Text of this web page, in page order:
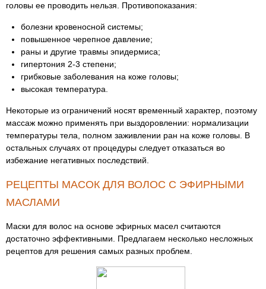
головы ее проводить нельзя. Противопоказания:
болезни кровеносной системы;
повышенное черепное давление;
раны и другие травмы эпидермиса;
гипертония 2-3 степени;
грибковые заболевания на коже головы;
высокая температура.
Некоторые из ограничений носят временный характер, поэтому
массаж можно применять при выздоровлении: нормализации
температуры тела, полном заживлении ран на коже головы. В
остальных случаях от процедуры следует отказаться во
избежание негативных последствий.
РЕЦЕПТЫ МАСОК ДЛЯ ВОЛОС С ЭФИРНЫМИ
МАСЛАМИ
Маски для волос на основе эфирных масел считаются
достаточно эффективными. Предлагаем несколько несложных
рецептов для решения самых разных проблем.